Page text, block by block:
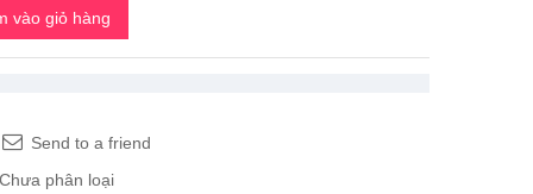
vào giỏ hàng
Send to a friend
Chưa phân loại